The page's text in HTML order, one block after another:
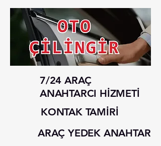
7/24 ARAÇ
ANAHTARCI HİZMETİ
KONTAK TAMİRİ
ARAÇ YEDEK ANAHTAR